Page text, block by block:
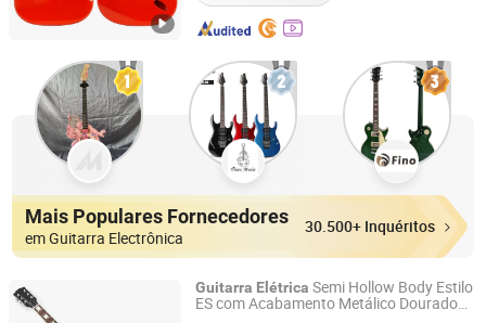
Mais Populares Fornecedores
em Guitarra Electrônica
30.500+ Inquéritos
Guitarra Elétrica Semi Hollow Body Estilo
ES com Acabamento Metálico Dourado
Jinan Time Machine Tech Co., Ltd.